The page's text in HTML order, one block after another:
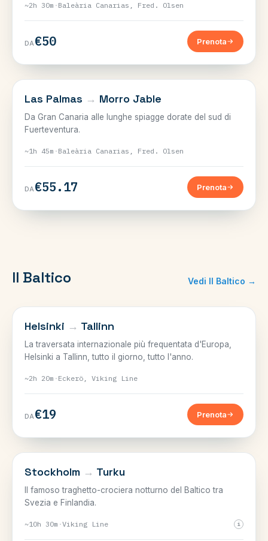
~2h 30m · Baleària Canarias, Fred. Olsen
DA€50 Prenota
CANARIE
Las Palmas → Morro Jable
Da Gran Canaria alle lunghe spiagge dorate del sud di
Fuerteventura.
~1h 45m · Baleària Canarias, Fred. Olsen
DA€55.17 Prenota
Il Baltico Vedi Il Baltico →
GOLFO DI FINLANDIA
Helsinki → Tallinn
La traversata internazionale più frequentata d'Europa,
Helsinki a Tallinn, tutto il giorno, tutto l'anno.
~2h 20m · Eckerö, Viking Line
DA€19 Prenota
SVEZIA–FINLANDIA
Stockholm → Turku
Il famoso traghetto-crociera notturno del Baltico tra
Svezia e Finlandia.
~10h 30m ·Viking Line i